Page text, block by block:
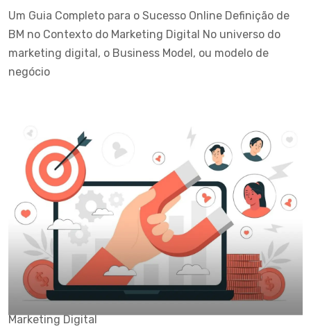
Um Guia Completo para o Sucesso Online Definição de
BM no Contexto do Marketing Digital No universo do
marketing digital, o Business Model, ou modelo de
negócio
Marketing Digital